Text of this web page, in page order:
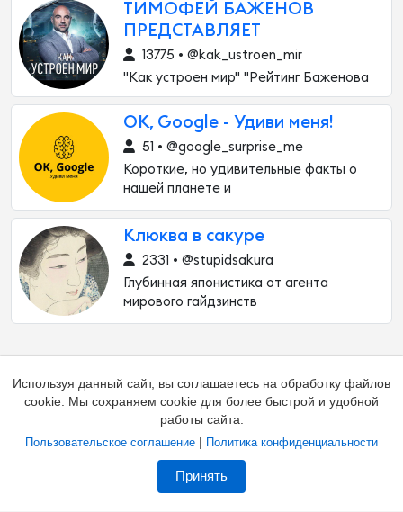
ТИМОФЕЙ БАЖЕНОВ
ПРЕДСТАВЛЯЕТ
13775 • @kak_ustroen_mir
"Как устроен мир" "Рейтинг Баженова
OK, Google - Удиви меня!
51 • @google_surprise_me
Короткие, но удивительные факты о
нашей планете и
Клюква в сакуре
2331 • @stupidsakura
Глубинная японистика от агента
мирового гайдзинств
Контакты
Используя данный сайт, вы соглашаетесь на обработку файлов
cookie. Мы сохраняем cookie для более быстрой и удобной
работы сайта.
Пользовательское соглашение | Политика конфиденциальности
Принять